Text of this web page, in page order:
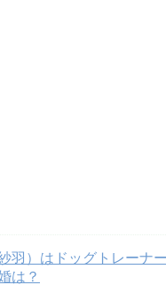
羽）はドッグトレーナ
は？